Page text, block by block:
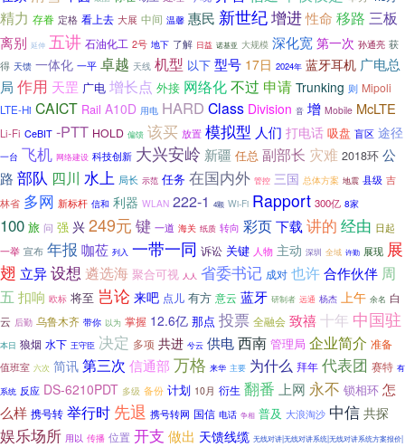
精力 存眷 定格 看上去 大展 中间 温馨 惠民 新世纪增进性命 移路 三板
离别 延伸 五讲 石油化工 2号 地下 了解 日益 诺基亚 大规模 深化宽 第一次 孙通亮 获
得 天馈 一体化 一平 卓越 天线 机型 以下 型号 17日 2024年 蓝牙耳机 广电总
局 作用 天罡 广电 增长点 外接 网络化不过 申请 Trunking 则 Mipoli
LTE-Hi CAICT Rail A10D 用电 HARD Class Division 音 增 Mobile McLTE
Li-Fi CeBIT -PTT HOLD 偏馈 该买 放置 模拟型 人们 打电话 吸盘 盲区 途径
一台 飞机 网络建设 科技创新 大兴安岭 新疆 任总 副部长 灾难 2018环 公
路 部队 四川 水上 局长 示范 任务 在国内外 管控 三国 总体方案 地震 县级 吉
林省 多网 新标杆 信和 利器 WLAN 222-1 4颗 Wi-Fi Rapport 300亿 8家
100 旅 问 强 兴 249元 键 一道 海关 纸质 转向 彩页下载 讲的 经由 日起
一举 宣布 年报 咖莅 列入 一带一同 诉讼 关键 人物 主动 深圳 全域 许勤 展现 展
翅 立异设想 遴选海 聚合可视 人人 省委书记 成对 也许合作伙伴 周
五 扣响 欧标 将至 岂论 来吧 点儿 有方 意云 蓝牙 研制者 远通 杨杰 上午 余名 白
云 后勤 乌鲁木齐 带你 以为 掌握 12.6亿 那点 投票 全融会 致禧十年 中国驻
本日 狼烟 水下 王守臣 决定 多项 共进 兮云 供电西南 管理局 企业简介 准备
值班室 六次 简讯 第三次 信通部 万格 来华 主要 为什么 拜年 代表团 赛特 有
系统 反应 DS-6210PDT 多级 备份 计划 10月 衍生 翻番 上网 永不 锁相环 怎
么样 携号转 举行时 先退 携号转网 国信 电话 争相 普及 大浪淘沙 中信 共探
娱乐场所 用以 传播 位置 开支 做出 天馈线缆 无线对讲|无线对讲系统|无线对讲系统方案报价|